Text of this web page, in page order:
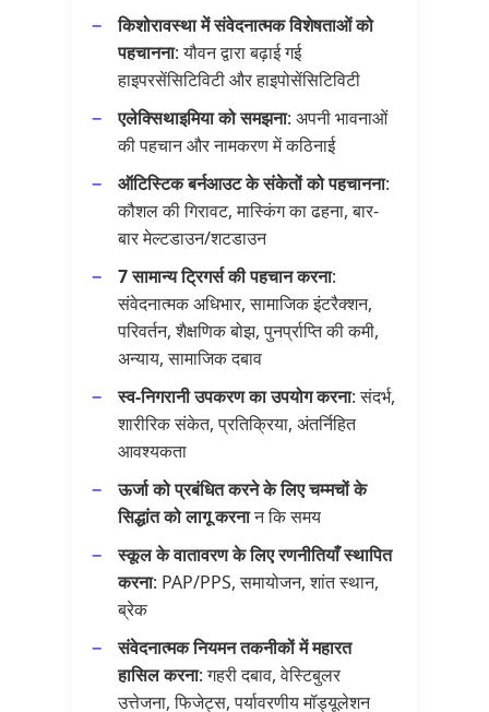
किशोरावस्था में संवेदनात्मक विशेषताओं को
पहचानना: यौवन द्वारा बढ़ाई गई
हाइपरसेंसिटिविटी और हाइपोसेंसिटिविटी
एलेक्सिथाइमिया को समझना: अपनी भावनाओं
की पहचान और नामकरण में कठिनाई
ऑटिस्टिक बर्नआउट के संकेतों को पहचानना:
कौशल की गिरावट, मास्किंग का ढहना, बार-
बार मेल्टडाउन/शटडाउन
7 सामान्य ट्रिगर्स की पहचान करना:
संवेदनात्मक अधिभार, सामाजिक इंटरैक्शन,
परिवर्तन, शैक्षणिक बोझ, पुनर्प्राप्ति की कमी,
अन्याय, सामाजिक दबाव
स्व-निगरानी उपकरण का उपयोग करना: संदर्भ,
शारीरिक संकेत, प्रतिक्रिया, अंतर्निहित
आवश्यकता
ऊर्जा को प्रबंधित करने के लिए चम्मचों के
सिद्धांत को लागू करनान कि समय
स्कूल के वातावरण के लिए रणनीतियाँ स्थापित
करना: PAP/PPS, समायोजन, शांत स्थान,
ब्रेक
संवेदनात्मक नियमन तकनीकों में महारत
हासिल करना: गहरी दबाव, वेस्टिबुलर
उत्तेजना, फिजेट्स, पर्यावरणीय मॉड्यूलेशन